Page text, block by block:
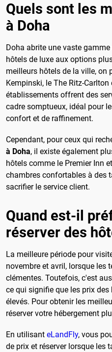
Quels sont les
à Doha
Doha abrite une vaste
hôtels de luxe aux options
meilleurs hôtels de la ville, on
Kempinski, le The Ritz-
établissements offrent des
cadre somptueux, idéal pour
confort et de raffinement.
Cependant, pour ceux qui
à Doha, il existe également
hôtels comme le Premier Inn
chambres confortables à des
sacrifier le service client.
Quand est-il
réserver des
La meilleure période pour
novembre et avril, lorsque les
clémentes. Toutefois, c'est
ce qui signifie que les prix
élevés. Pour obtenir les
réserver votre hébergement
En utilisant eLandFly, vous
de prix et réserver lorsque les